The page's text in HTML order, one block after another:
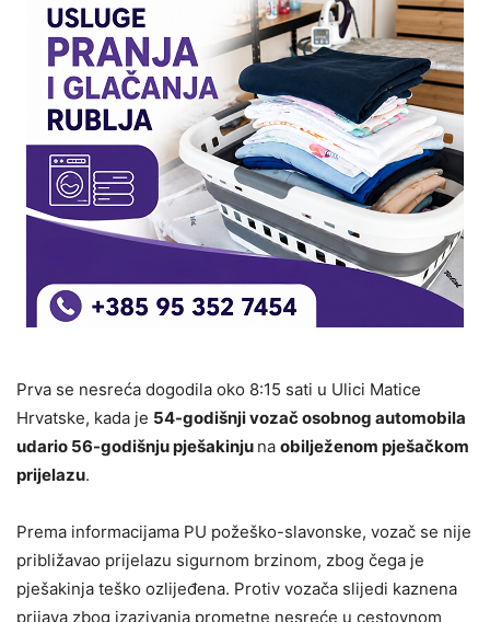
Prva se nesreća dogodila oko 8:15 sati u Ulici Matice
Hrvatske, kada je 54-godišnji vozač osobnog automobila
udario 56-godišnju pješakinju na obilježenom pješačkom
prijelazu.
Prema informacijama PU požeško-slavonske, vozač se nije
približavao prijelazu sigurnom brzinom, zbog čega je
pješakinja teško ozlijeđena. Protiv vozača slijedi kaznena
prijava zbog izazivanja prometne nesreće u cestovnom